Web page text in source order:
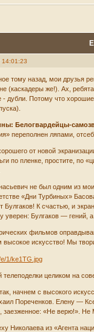
14:01:23
тому назад, мои друзья
(каскадеры же!). Ах,
дубли. Потому что
Белогвардейцы-
переполнен ляпами,
от новой
по пленке, простите, по
не был одним из
«Дни Турбиных»
Булгаков! К счастью, и
уверен: Булгаков — гений,
фильмов
искусство! Мы
телеподелки целиком на
начнем с высокого
Пореченков. Елену —
заезженное: «Не верю!». Не
Николаева из «Агента